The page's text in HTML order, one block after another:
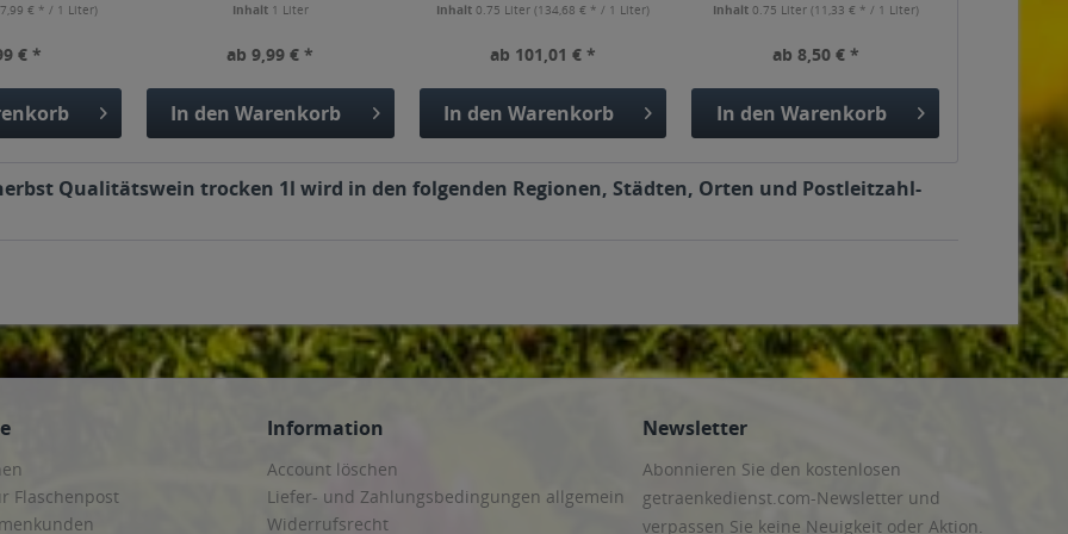
€ * / 1 Liter)
€ *
Inhalt 1 Liter
ab 9,99 € *
In den Warenkorb
Inhalt0.75 Liter(134,68 € * / 1 Liter)
ab 101,01 € *
In den Warenkorb
Inhalt 0.75 Liter (11,33 € * / 1 Liter)
ab 8,50 € *
In den Warenkorb
Qualitätswein trocken 1l wird in den folgenden Regionen, Städten, Orten und Postleitzahl-
Flaschenpost
Information
Account löschen
Liefer- und Zahlungsbedingungen allgemein
Widerrufsrecht
Newsletter
Abonnieren Sie den kostenlosen
getraenkedienst.com-Newsletter und
verpassen Sie keine Neuigkeit oder Aktion.